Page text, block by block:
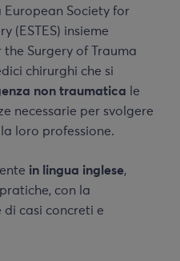
European Society for
(ESTES) insieme
the Surgery of Trauma
chirurghi che si
non traumatica le
necessarie per svolgere
loro professione.
in lingua inglese,
con la
di casi concreti e